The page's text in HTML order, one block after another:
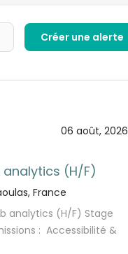
06 août, 2026
(H/F)
France
analytics (H/F) Stage
: Accessibilité &
issues de l'audit